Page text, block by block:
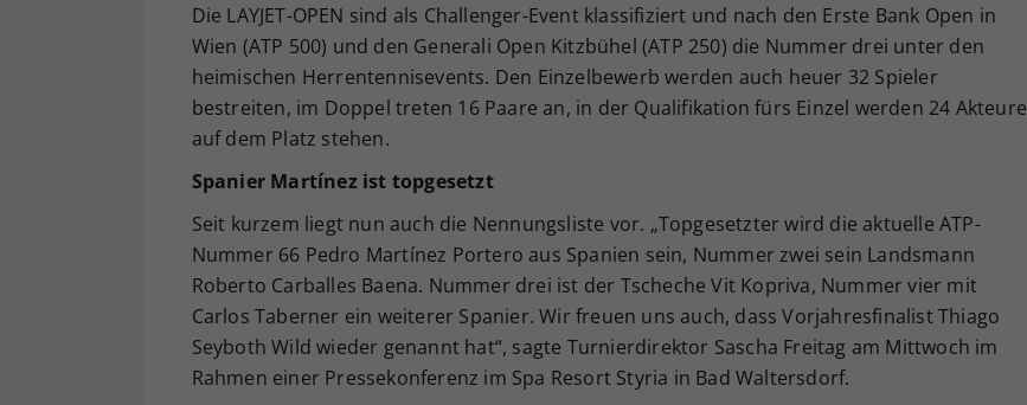
Die LAYJET-OPEN sind als Challenger-Event klassifiziert und nach den Erste Bank Open in
Wien (ATP 500) und den Generali Open Kitzbühel (ATP 250) die Nummer drei unter den
heimischen Herrentennisevents. Den Einzelbewerb werden auch heuer 32 Spieler
bestreiten, im Doppel treten 16 Paare an, in der Qualifikation fürs Einzel werden 24 Akteure
auf dem Platz stehen.
Spanier Martínez ist topgesetzt
Seit kurzem liegt nun auch die Nennungsliste vor. „Topgesetzter wird die aktuelle ATP-
Nummer 66 Pedro Martínez Portero aus Spanien sein, Nummer zwei sein Landsmann
Roberto Carballes Baena. Nummer drei ist der Tscheche Vit Kopriva, Nummer vier mit
Carlos Taberner ein weiterer Spanier. Wir freuen uns auch, dass Vorjahresfinalist Thiago
Seyboth Wild wieder genannt hat“, sagte Turnierdirektor Sascha Freitag am Mittwoch im
Rahmen einer Pressekonferenz im Spa Resort Styria in Bad Waltersdorf.